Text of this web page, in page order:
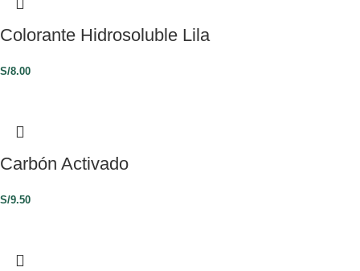
Colorante Hidrosoluble Lila
S/8.00
Carbón Activado
S/9.50